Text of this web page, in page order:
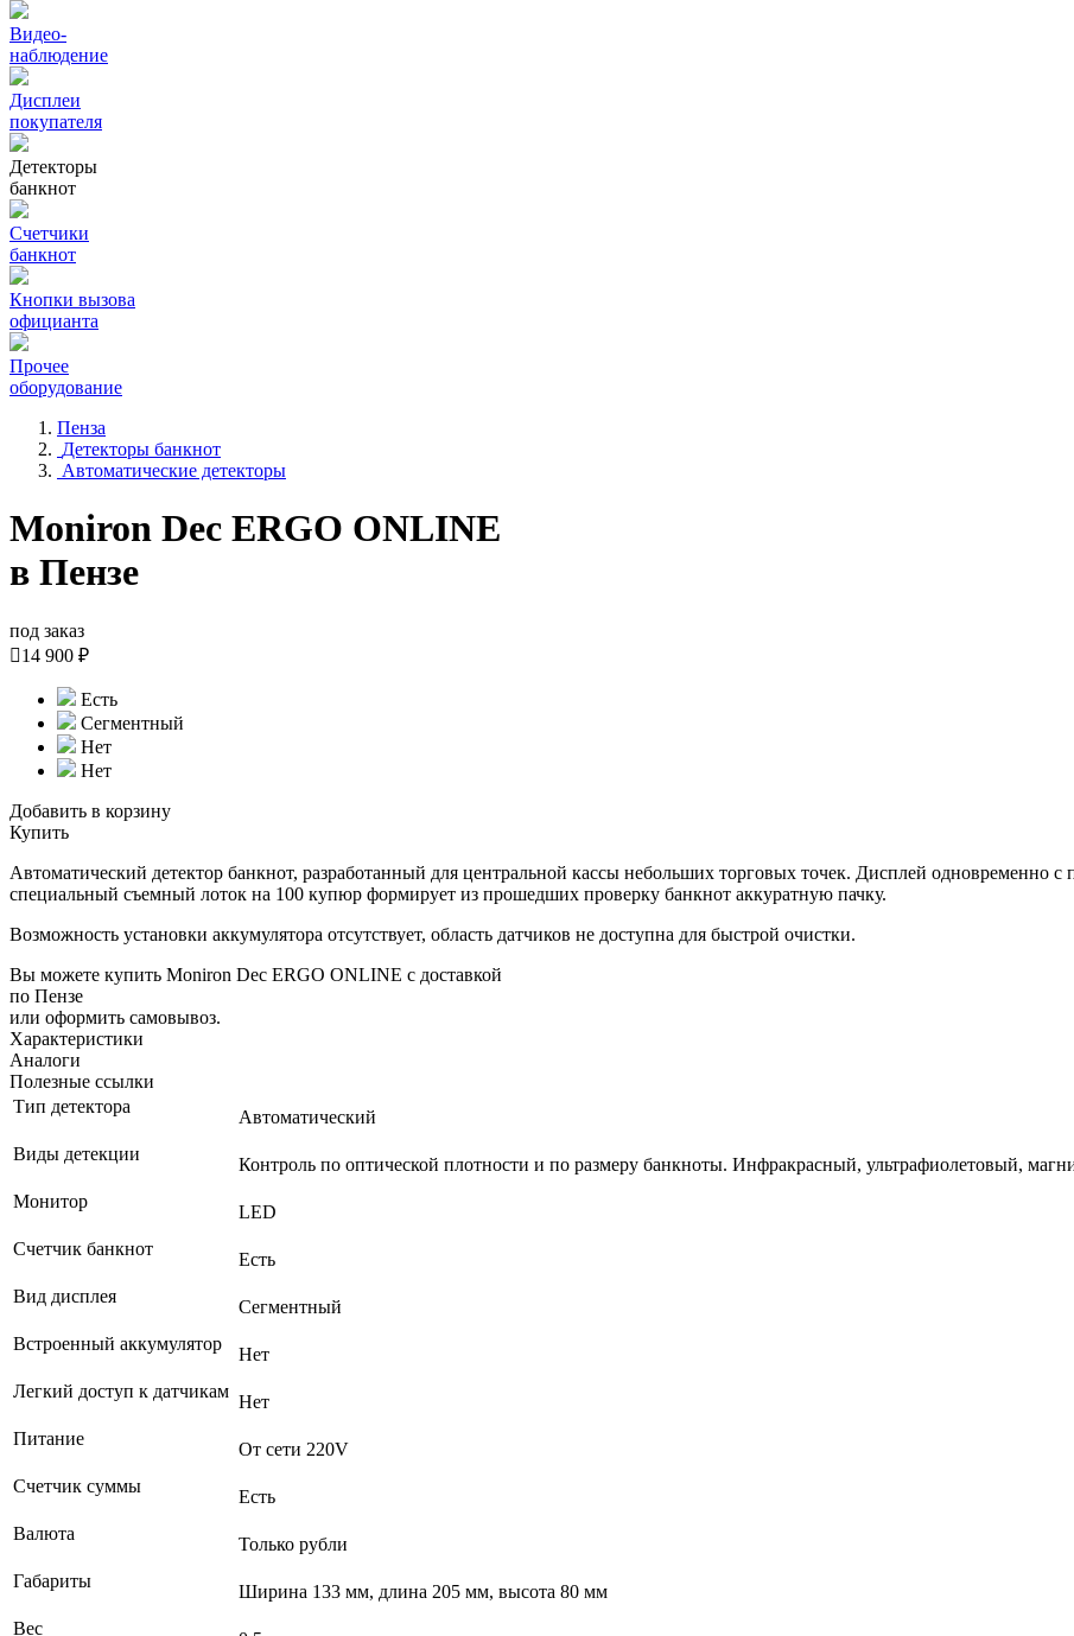
Видео‑
наблюдение
Дисплеи
покупателя
Детекторы
банкнот
Счетчики
банкнот
Кнопки вызова
официанта
Прочее
оборудование
Пенза
Детекторы банкнот
Автоматические детекторы
Moniron Dec ERGO ONLINE
в Пензе
под заказ
14 900 ₽
Есть
Сегментный
Нет
Нет
Добавить в корзину
Купить
Автоматический детектор банкнот, разработанный для центральной кассы небольших торговых точек. Дисплей одновременно
специальный съемный лоток на 100 купюр формирует из прошедших проверку банкнот аккуратную пачку.
Возможность установки аккумулятора отсутствует, область датчиков не доступна для быстрой очистки.
Вы можете купить Moniron Dec ERGO ONLINE с доставкой
по Пензе
или оформить самовывоз.
Характеристики
Аналоги
Полезные ссылки
Тип детектора
Автоматический
Виды детекции
Контроль по оптической плотности и по размеру банкноты. Инфракрасный, ультрафиолетовый,
Монитор
LED
Счетчик банкнот
Есть
Вид дисплея
Сегментный
Встроенный аккумулятор
Нет
Легкий доступ к датчикам
Нет
Питание
От сети 220V
Счетчик суммы
Есть
Валюта
Только рубли
Габариты
Ширина 133 мм, длина 205 мм, высота 80 мм
Вес